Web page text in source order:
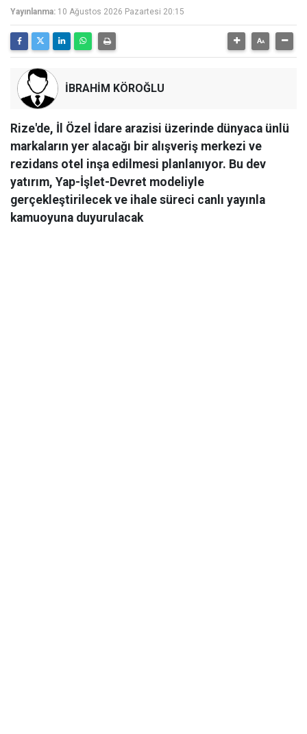
Yayınlanma: 10 Ağustos 2026 Pazartesi 20:15
İBRAHİM KÖROĞLU
Rize'de, İl Özel İdare arazisi üzerinde dünyaca ünlü
markaların yer alacağı bir alışveriş merkezi ve
rezidans otel inşa edilmesi planlanıyor. Bu dev
yatırım, Yap-İşlet-Devret modeliyle
gerçekleştirilecek ve ihale süreci canlı yayınla
kamuoyuna duyurulacak